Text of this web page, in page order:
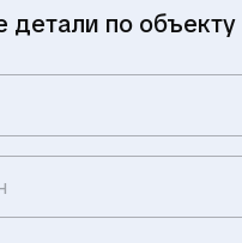
детали по объекту